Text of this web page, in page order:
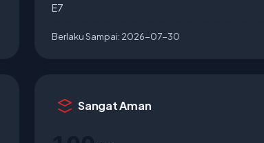
E7
Berlaku Sampai: 2026-07-30
Sangat Aman